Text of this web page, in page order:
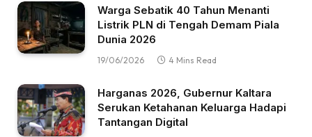
Warga Sebatik 40 Tahun Menanti
Listrik PLN di Tengah Demam Piala
Dunia 2026
19/06/2026 4 Mins Read
Harganas 2026, Gubernur Kaltara
Serukan Ketahanan Keluarga Hadapi
Tantangan Digital